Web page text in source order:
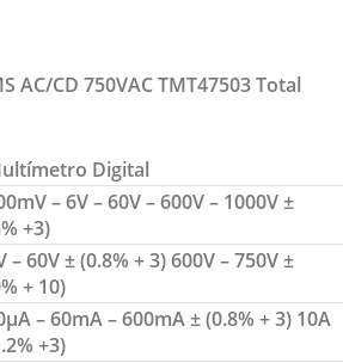
AC/CD 750VAC TMT47503 Total
Digital
– 6V – 60V – 600V – 1000V ±
+3)
– 60V ± (0.8% + 3) 600V – 750V ±
+ 10)
– 60mA – 600mA ± (0.8% + 3) 10A
+3)